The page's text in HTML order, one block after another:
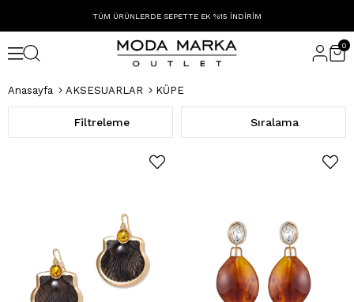
TÜM ÜRÜNLERDE SEPETTE EK %15 İNDİRİM
0
Anasayfa AKSESUARLAR KÜPE
Filtreleme Sıralama